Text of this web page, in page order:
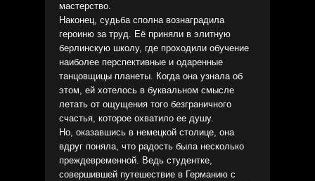
мастерство.
Наконец, судьба сполна вознаградила
героиню за труд. Её приняли в элитную
берлинскую школу, где проходили обучение
наиболее перспективные и одаренные
танцовщицы планеты. Когда она узнала об
этом, ей хотелось в буквальном смысле
летать от ощущения того безграничного
счастья, которое охватило ее душу.
Но, оказавшись в немецкой столице, она
вдруг поняла, что радость была несколько
преждевременной. Ведь студентке,
совершившей путешествие в Германию с